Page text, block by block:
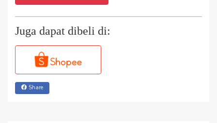
Juga dapat dibeli di:
Share